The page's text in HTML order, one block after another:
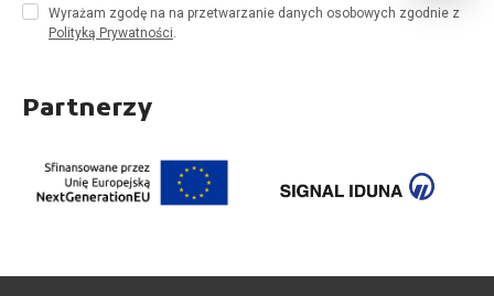
Wyrażam zgodę na na przetwarzanie danych osobowych zgodnie z
Polityką Prywatności
Partnerzy